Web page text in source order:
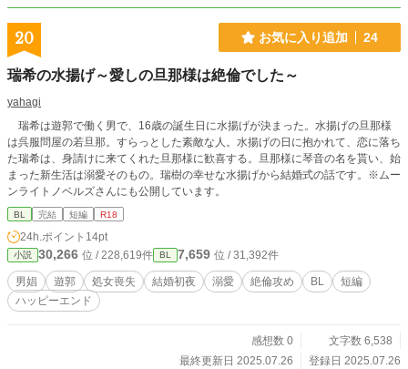
20 お気に入り追加 24
瑞希の水揚げ～愛しの旦那様は絶倫でした～
yahagi
瑞希は遊郭で働く男で、16歳の誕生日に水揚げが決まった。水揚げの旦那様
は呉服問屋の若旦那。すらっとした素敵な人。水揚げの日に抱かれて、恋に落ち
た瑞希は、身請けに来てくれた旦那様に歓喜する。旦那様に琴音の名を貰い、始
まった新生活は溺愛そのもの。瑞樹の幸せな水揚げから結婚式の話です。※ムー
ンライトノベルズさんにも公開しています。
BL 完結 短編 R18
24h.ポイント 14pt
小説 30,266 位 / 228,619件 BL 7,659 位 / 31,392件
男娼 遊郭 処女喪失 結婚初夜 溺愛 絶倫攻め BL
短編
ハッピーエンド
感想数 0
文字数 6,538
最終更新日 2025.07.26
登録日 2025.07.26